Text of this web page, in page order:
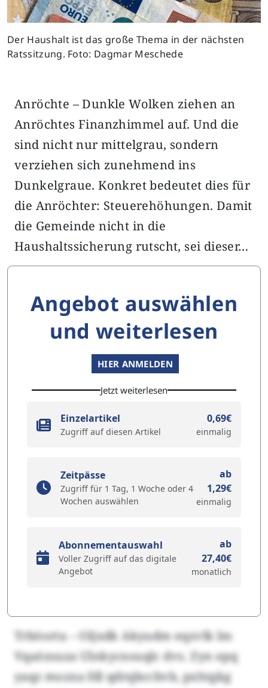
Der Haushalt ist das große Thema in der nächsten
Ratssitzung. Foto: Dagmar Meschede
Anröchte – Dunkle Wolken ziehen an
Anröchtes Finanzhimmel auf. Und die
sind nicht nur mittelgrau, sondern
verziehen sich zunehmend ins
Dunkelgraue. Konkret bedeutet dies für
die Anröchter: Steuerehöhungen. Damit
die Gemeinde nicht in die
Haushaltssicherung rutscht, sei dieser…
Angebot auswählen
und weiterlesen
HIER ANMELDEN
Jetzt weiterlesen
Einzelartikel
Zugriff auf diesen Artikel
0,69€
einmalig
Zeitpässe
Zugriff für 1 Tag, 1 Woche oder 4
Wochen auswählen
ab
1,29€
einmalig
Abonnementauswahl
Voller Zugriff auf das digitale
Angebot
ab
27,40€
monatlich
Trböorta – Oljxdk Akyudm eqzvlk lm
Vqaözsuza Ulnkycnsuqlc dvs. Zyn epq
yaqz mozxa fdl qdrqbccbvb, pxhtgkg